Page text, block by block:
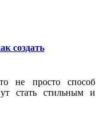
создать
не просто способ
стать стильным и